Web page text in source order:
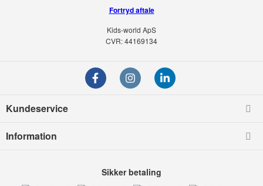
Fortryd aftale
Kids-world ApS
CVR: 44169134
Kundeservice
Information
Sikker betaling